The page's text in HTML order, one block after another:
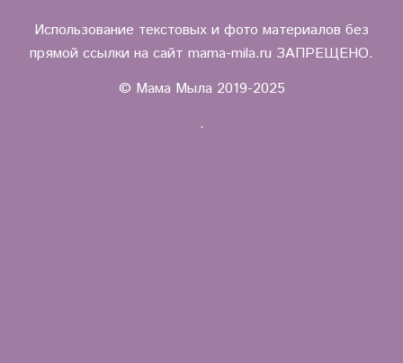
Использование текстовых и фото материалов без
прямой ссылки на сайт mama-mila.ru ЗАПРЕЩЕНО.
© Мама Мыла 2019-2025
.